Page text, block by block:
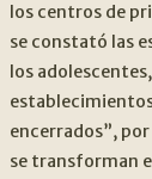
los centros de
se constató las
los
encerrados”,
se transforman